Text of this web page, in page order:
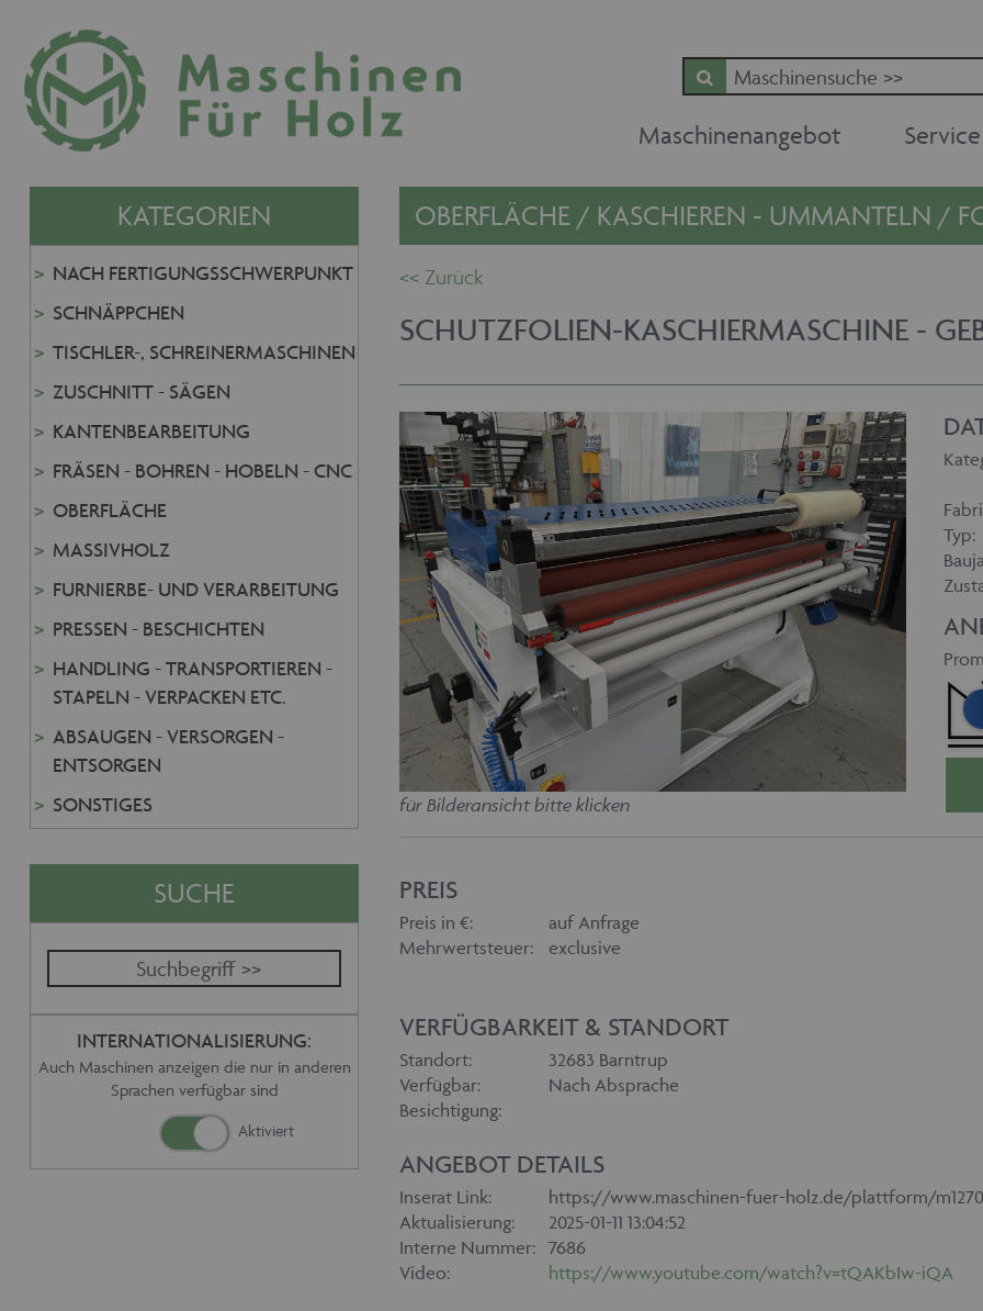
Maschinenangebot Service
KATEGORIEN
NACH FERTIGUNGSSCHWERPUNKT
SCHNÄPPCHEN
TISCHLER-, SCHREINERMASCHINEN
ZUSCHNITT - SÄGEN
KANTENBEARBEITUNG
FRÄSEN - BOHREN - HOBELN - CNC
OBERFLÄCHE
MASSIVHOLZ
FURNIERBE- UND VERARBEITUNG
PRESSEN - BESCHICHTEN
HANDLING - TRANSPORTIEREN -
STAPELN - VERPACKEN ETC.
ABSAUGEN - VERSORGEN -
ENTSORGEN
SONSTIGES
SUCHE
INTERNATIONALISIERUNG:
Auch Maschinen anzeigen die nur in anderen
Sprachen verfügbar sind
OBERFLÄCHE / KASCHIEREN - UMMANTELN /
SCHUTZFOLIEN-KASCHIERMASCHINE -
für Bilderansicht bitte klicken
Typ:
PREIS
Preis in €:
auf Anfrage
Mehrwertsteuer:
exclusive
VERFÜGBARKEIT & STANDORT
Standort:
32683 Barntrup
Verfügbar:
Nach Absprache
Besichtigung:
ANGEBOT DETAILS
Inserat Link:
https://www.maschinen-fuer-holz.de/plattform/
Aktualisierung:
2025-01-11 13:04:52
Interne Nummer: 7686
Video:
https://www.youtube.com/watch?v=tQAKbIw-iQA